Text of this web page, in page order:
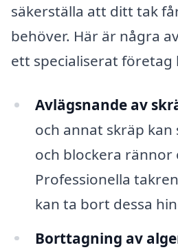
säkerställa att ditt tak
behöver. Här är några
ett specialiserat företag
Avlägsnande av
och annat skräp kan
och blockera rännor
Professionella
kan ta bort dessa
Borttagning av